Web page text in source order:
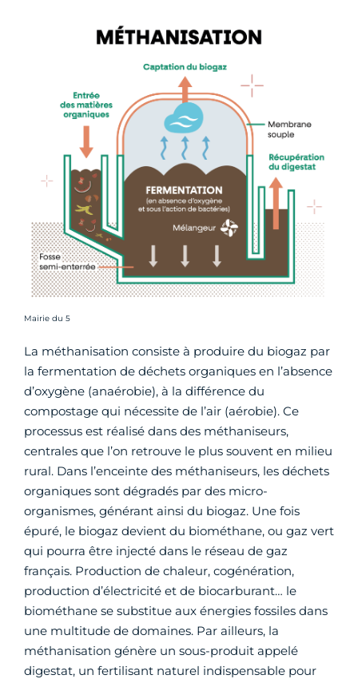
Crédit photo :
Mairie du 5
La méthanisation consiste à produire du biogaz par
la fermentation de déchets organiques en l’absence
d’oxygène (anaérobie), à la différence du
compostage qui nécessite de l’air (aérobie). Ce
processus est réalisé dans des méthaniseurs,
centrales que l’on retrouve le plus souvent en milieu
rural. Dans l’enceinte des méthaniseurs, les déchets
organiques sont dégradés par des micro-
organismes, générant ainsi du biogaz. Une fois
épuré, le biogaz devient du biométhane, ou gaz vert
qui pourra être injecté dans le réseau de gaz
français. Production de chaleur, cogénération,
production d’électricité et de biocarburant… le
biométhane se substitue aux énergies fossiles dans
une multitude de domaines. Par ailleurs, la
méthanisation génère un sous-produit appelé
digestat, un fertilisant naturel indispensable pour